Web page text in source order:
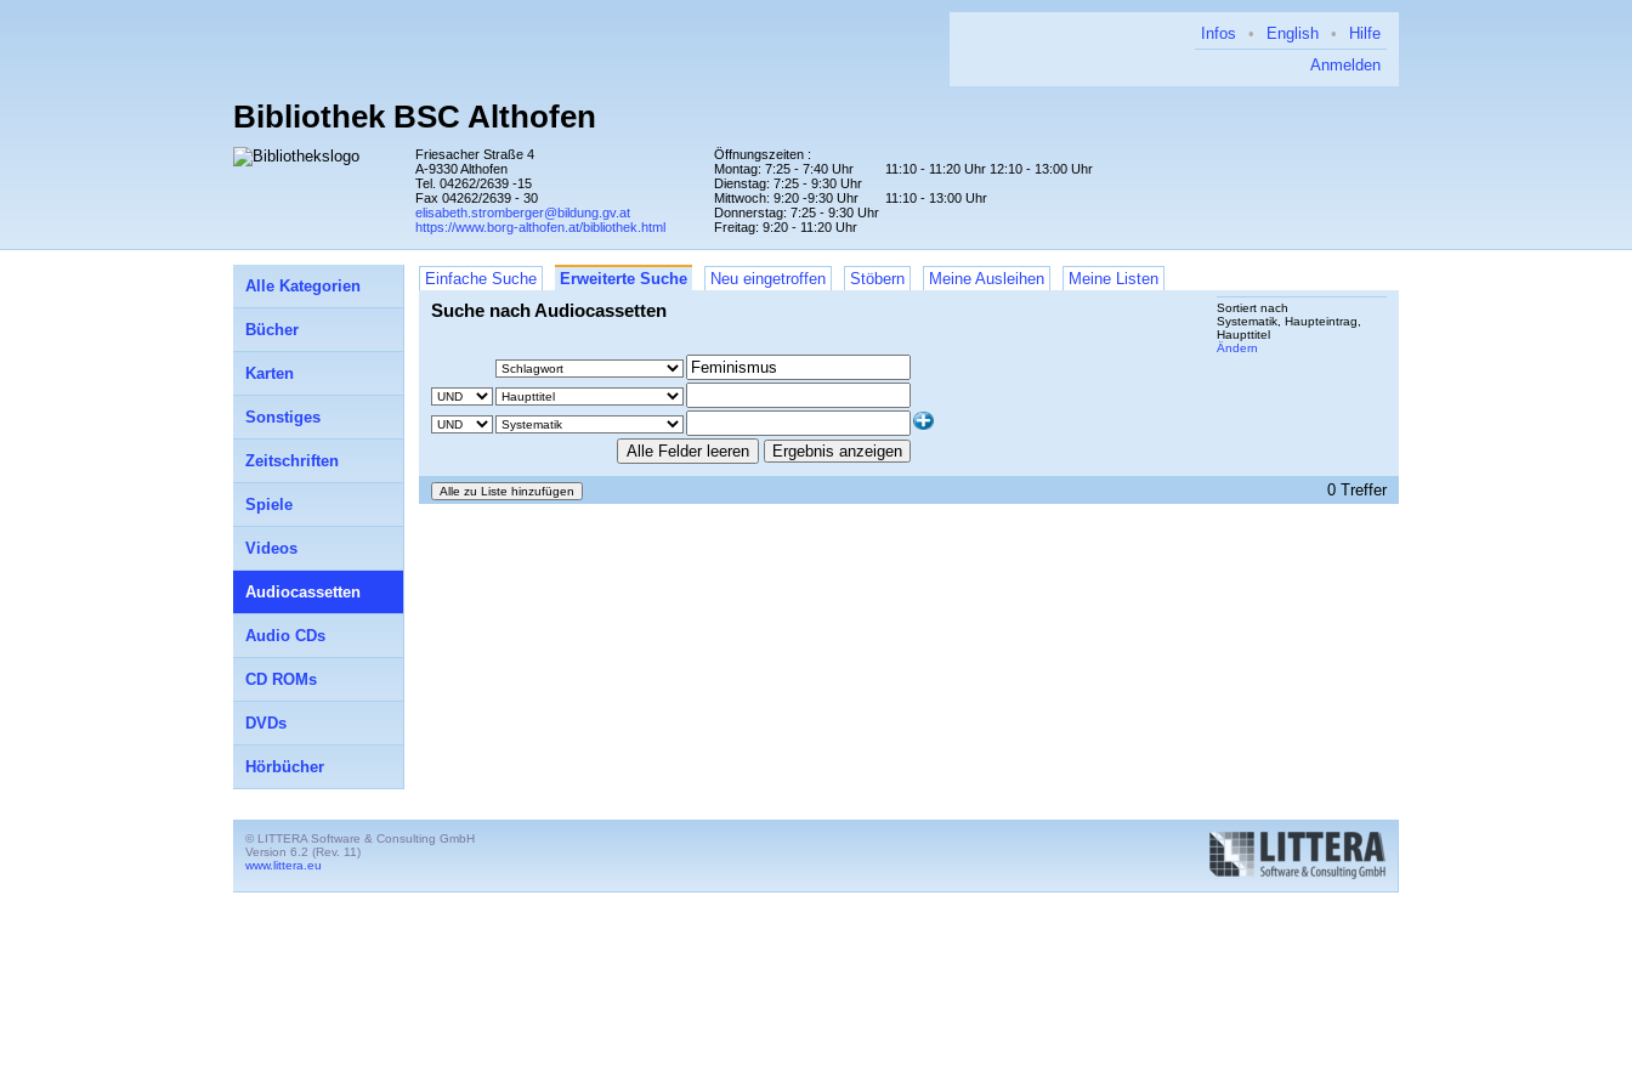
Hilfe
•
English
•
Infos
Anmelden
Bibliothek BSC Althofen
Friesacher Straße 4
A-9330 Althofen
Tel. 04262/2639 -15
Fax 04262/2639 - 30
elisabeth.stromberger@bildung.gv.at
https://www.borg-althofen.at/bibliothek.html
Öffnungszeiten :
Montag: 7:25 - 7:40 Uhr
11:10 - 11:20 Uhr 12:10 - 13:00 Uhr
Dienstag: 7:25 - 9:30 Uhr
Mittwoch: 9:20 -9:30 Uhr
11:10 - 13:00 Uhr
Donnerstag: 7:25 - 9:30 Uhr
Freitag: 9:20 - 11:20 Uhr
Einfache Suche Erweiterte Suche Neu eingetroffen Stöbern Meine Ausleihen Meine Listen
Suche nach Audiocassetten
Sortiert nach
Systematik, Haupteintrag,
Haupttitel
Ändern
0 Treffer
Alle Kategorien
Bücher
Karten
Sonstiges
Zeitschriften
Spiele
Videos
Audiocassetten
Audio CDs
CD ROMs
DVDs
Hörbücher
© LITTERA Software & Consulting GmbH
Version 6.2 (Rev. 11)
www.littera.eu